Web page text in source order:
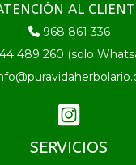
AL
968 861 336
489 260 (solo
SERVICIOS